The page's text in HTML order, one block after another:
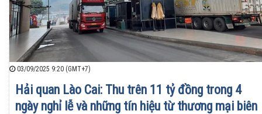
03/09/2025 9:20 (GMT+7)
Hải quan Lào Cai: Thu trên 11 tỷ đồng trong 4
ngày nghỉ lễ và những tín hiệu từ thương mại biên